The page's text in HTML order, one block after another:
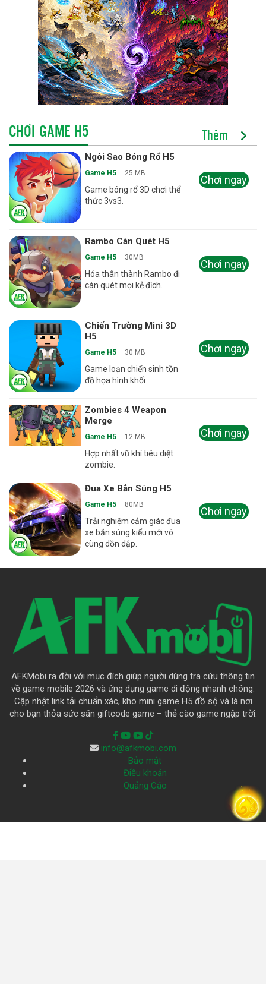
CHƠI GAME H5 Thêm
Ngôi Sao Bóng Rổ H5
Game H5 25 MB
Game bóng rổ 3D chơi thể
thức 3vs3.
Chơi ngay
Rambo Càn Quét H5
Game H5 30MB
Hóa thân thành Rambo đi
càn quét mọi kẻ địch.
Chơi ngay
Chiến Trường Mini 3D
H5
Game H5 30 MB
Game loạn chiến sinh tồn
đồ họa hình khối
Chơi ngay
Zombies 4 Weapon
Merge
Game H5 12 MB
Hợp nhất vũ khí tiêu diệt
zombie.
Chơi ngay
Đua Xe Bắn Súng H5
Game H5 80MB
Trải nghiệm cảm giác đua
xe bắn súng kiểu mới vô
cùng dồn dập.
Chơi ngay
AFKMobi ra đời với mục đích giúp người dùng tra cứu thông tin
về game mobile 2026 và ứng dụng game di động nhanh chóng.
Cập nhật link tải chuẩn xác, kho mini game H5 đồ sộ và là nơi
cho bạn thỏa sức săn giftcode game – thẻ cào game ngập trời.
info@afkmobi.com
Bảo mật
Điều khoản
Quảng Cáo